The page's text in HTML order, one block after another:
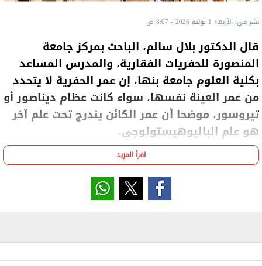
نشر في: الأربعاء 1 يوليه 2026 - 8:07 ص
قال الدكتور بلال سالم، الباحث بمركز جامعة
المنصورة للحفريات الفقارية، والمدرس المساعد
بكلية العلوم جامعة بنها، إن عمر الحفرية لا يتحدد
من عمر العينة نفسها، سواء كانت عظام ديناصور أو
تيروسور، موضحا أن عمر الكائن يندرج تحت علم آخر
هو علم الباليوهيستولوجي.
وأضاف خلال تصريحات لفضائية إكسترا نيوز، مساء
الثلاثاء، أن عمر الحفرية يتحدد من عمر «البيت اللي كانت
التي استخرجت منها الحفرية.
اقرأ المزيد